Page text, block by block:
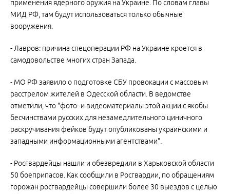
применения ядерного оружия на Украине. По словам главы
МИД РФ, там будут использоваться только обычные
вооружения.
- Лавров: причина спецоперации РФ на Украине кроется в
самодовольстве многих стран Запада.
- МО РФ заявило о подготовке СБУ провокации с массовым
расстрелом жителей в Одесской области. В ведомстве
отметили, что "фото- и видеоматериалы этой акции с якобы
бесчинствами русских для незамедлительного циничного
раскручивания фейков будут опубликованы украинскими и
западными информационными агентствами".
- Росгвардейцы нашли и обезвредили в Харьковской области
50 боеприпасов. Как сообщили в Росгвардии, по обращениям
горожан росгвардейцы совершили более 30 выездов с целью